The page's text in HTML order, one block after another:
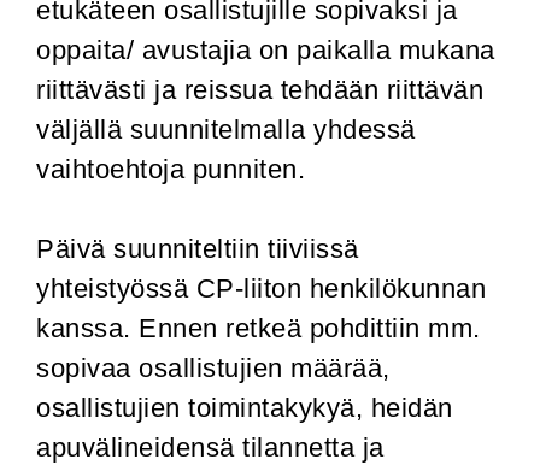
etukäteen osallistujille sopivaksi ja
oppaita/ avustajia on paikalla mukana
riittävästi ja reissua tehdään riittävän
väljällä suunnitelmalla yhdessä
vaihtoehtoja punniten.
Päivä suunniteltiin tiiviissä
yhteistyössä CP-liiton henkilökunnan
kanssa. Ennen retkeä pohdittiin mm.
sopivaa osallistujien määrää,
osallistujien toimintakykyä, heidän
apuvälineidensä tilannetta ja